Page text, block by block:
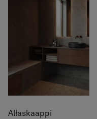
Allaskaappi